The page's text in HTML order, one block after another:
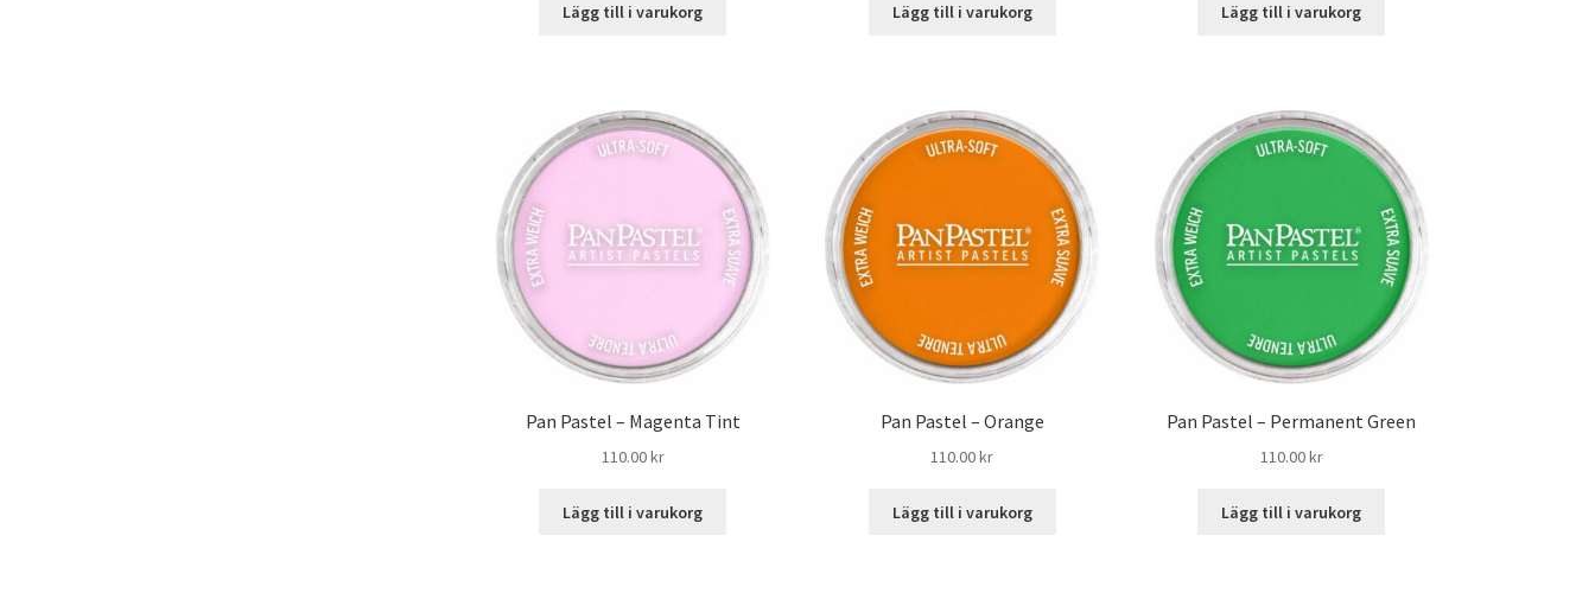
Lägg till i varukorg Lägg till i varukorg Lägg till i varukorg
Pan Pastel – Magenta Tint
110.00kr
Lägg till i varukorg
Pan Pastel – Orange
110.00kr
Lägg till i varukorg
Pan Pastel – Permanent Green
110.00kr
Lägg till i varukorg